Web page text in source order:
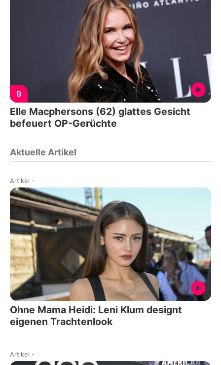
9
Elle Macphersons (62) glattes Gesicht
befeuert OP-Gerüchte
Aktuelle Artikel
Artikel -
Ohne Mama Heidi: Leni Klum designt
eigenen Trachtenlook
Artikel -